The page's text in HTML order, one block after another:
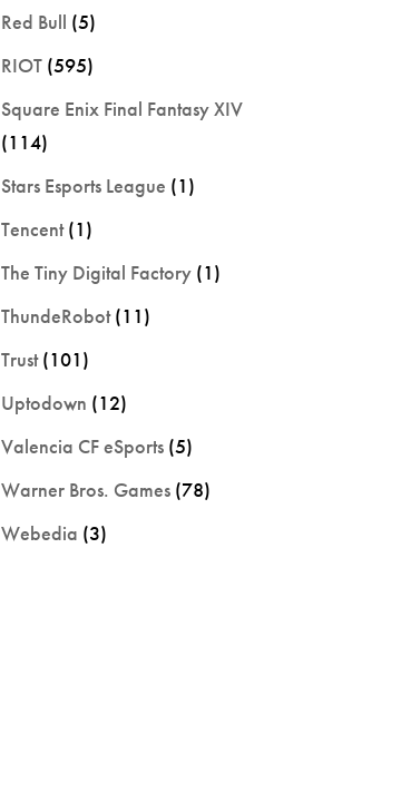
Red Bull (5)
RIOT (595)
Square Enix Final Fantasy XIV
(114)
Stars Esports League (1)
Tencent(1)
The Tiny Digital Factory (1)
ThundeRobot(11)
Trust(101)
Uptodown (12)
Valencia CF eSports (5)
Warner Bros. Games (78)
Webedia (3)